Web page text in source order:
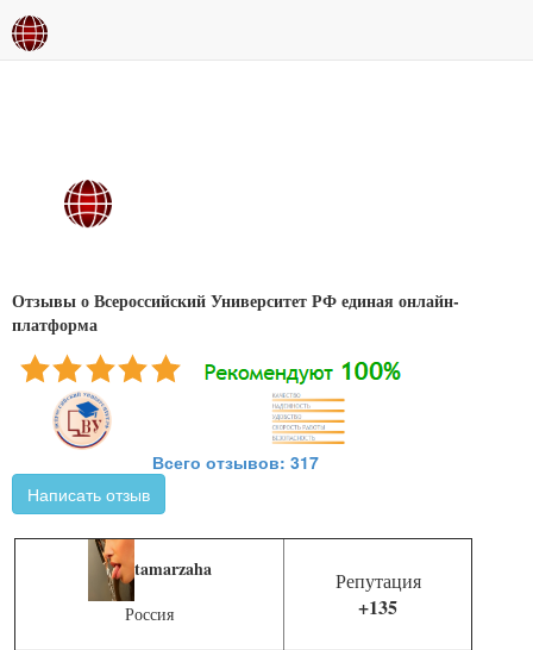
Отзывы о Всероссийский Университет РФ единая онлайн-
платформа
Всего отзывов: 317
Написать отзыв
tamarzaha
Россия
Репутация
+135